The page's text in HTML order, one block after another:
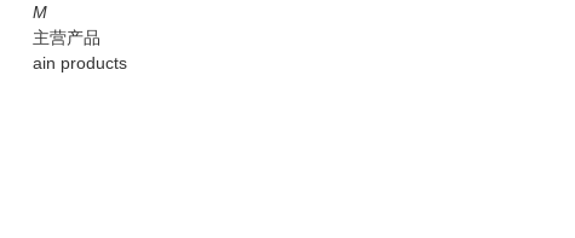
M
主营产品
ain products